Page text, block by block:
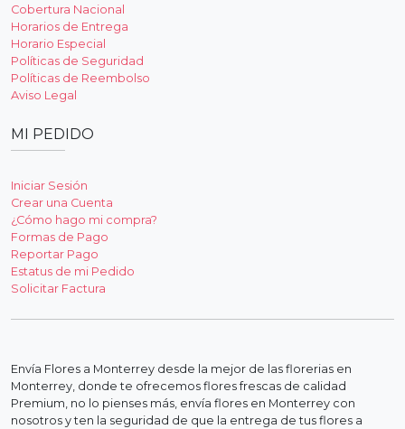
Cobertura Nacional
Horarios de Entrega
Horario Especial
Políticas de Seguridad
Políticas de Reembolso
Aviso Legal
MI PEDIDO
Iniciar Sesión
Crear una Cuenta
¿Cómo hago mi compra?
Formas de Pago
Reportar Pago
Estatus de mi Pedido
Solicitar Factura
Envía Flores a Monterrey desde la mejor de las florerias en
Monterrey, donde te ofrecemos flores frescas de calidad
Premium, no lo pienses más, envía flores en Monterrey con
nosotros y ten la seguridad de que la entrega de tus flores a